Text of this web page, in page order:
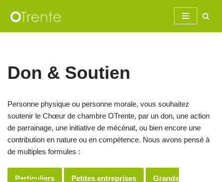
Don & Soutien
Personne physique ou personne morale, vous souhaitez
soutenir le Chœur de chambre OTrente, par un don, une action
de parrainage, une initiative de mécénat, ou bien encore une
contribution en nature ou en compétence. Nous avons pensé à
de multiples formules :
Particuliers Petites entreprises
Grands